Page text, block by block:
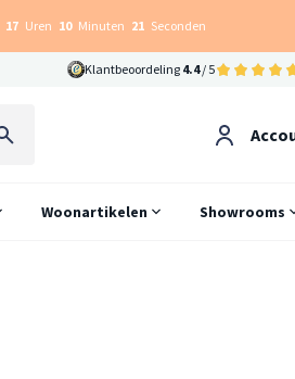
17 Uren 10 Minuten 20 Seconden
Klantbeoordeling 4.4/ 5
Woonartikelen Showrooms